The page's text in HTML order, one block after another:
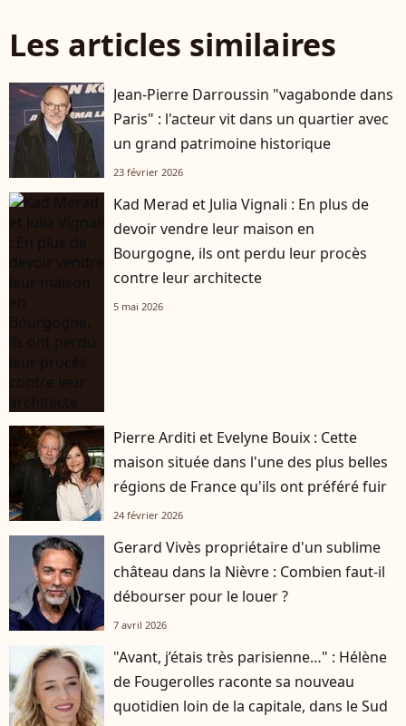
Les articles similaires
Jean-Pierre Darroussin "vagabonde dans
Paris" : l'acteur vit dans un quartier avec
un grand patrimoine historique
23 février 2026
Kad Merad et Julia Vignali : En plus de
devoir vendre leur maison en
Bourgogne, ils ont perdu leur procès
contre leur architecte
5 mai 2026
Pierre Arditi et Evelyne Bouix : Cette
maison située dans l'une des plus belles
régions de France qu'ils ont préféré fuir
24 février 2026
Gerard Vivès propriétaire d'un sublime
château dans la Nièvre : Combien faut-il
débourser pour le louer ?
7 avril 2026
"Avant, j’étais très parisienne…" : Hélène
de Fougerolles raconte sa nouveau
quotidien loin de la capitale, dans le Sud